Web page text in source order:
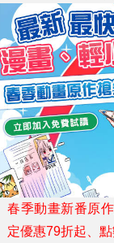
春季動畫新番原
定優惠79折起、點